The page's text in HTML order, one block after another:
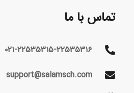
تماس با ما
۰۲۱-۲۲۵۳۵۳۱۵-۲۲۵۳۵۳۱۶
support@salamsch.com